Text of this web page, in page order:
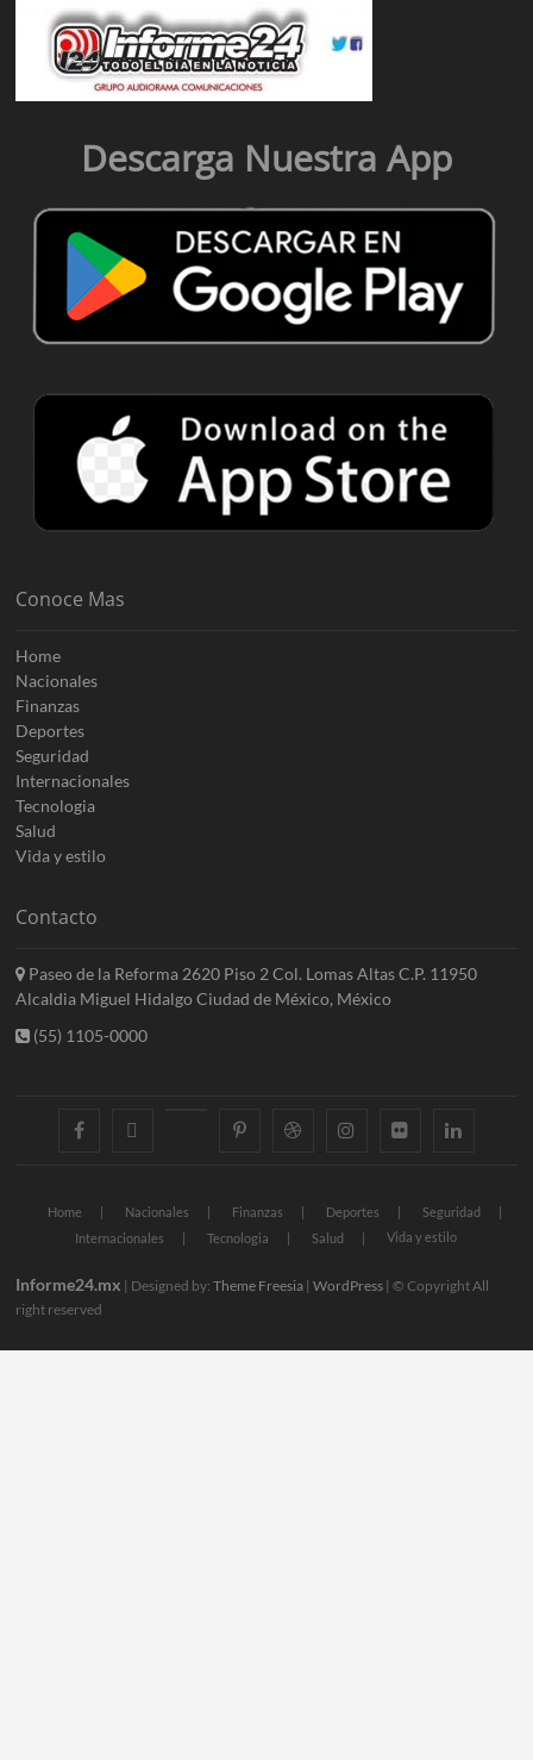
Descarga Nuestra App
Conoce Mas
Home
Nacionales
Finanzas
Deportes
Seguridad
Internacionales
Tecnologia
Salud
Vida y estilo
Contacto
Paseo de la Reforma 2620 Piso 2 Col. Lomas Altas C.P. 11950
Alcaldia Miguel Hidalgo Ciudad de México, México
(55) 1105-0000
facebook googlepluspinterestdribbble instagramflickr linkedin
Home Nacionales Finanzas Deportes
Seguridad
Internacionales
Tecnologia Salud Vida y estilo
Informe24.mx | Designed by:Theme Freesia |WordPress | © Copyright All
right reserved